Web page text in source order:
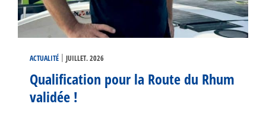
ACTUALITÉ | JUILLET. 2026
Qualification pour la Route du Rhum
validée !